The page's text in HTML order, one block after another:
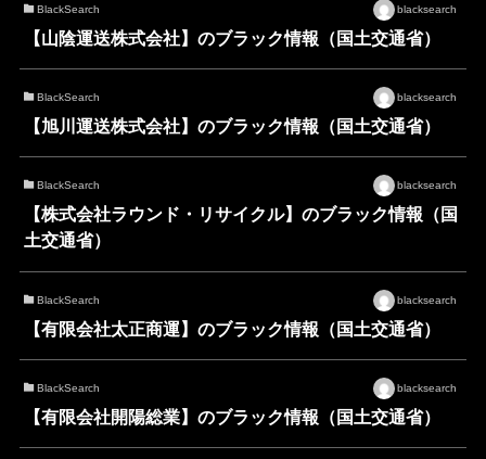
BlackSearch blacksearch
【山陰運送株式会社】のブラック情報（国土交通省）
BlackSearch blacksearch
【旭川運送株式会社】のブラック情報（国土交通省）
BlackSearch blacksearch
【株式会社ラウンド・リサイクル】のブラック情報（国
土交通省）
BlackSearch blacksearch
【有限会社太正商運】のブラック情報（国土交通省）
BlackSearch blacksearch
【有限会社開陽総業】のブラック情報（国土交通省）